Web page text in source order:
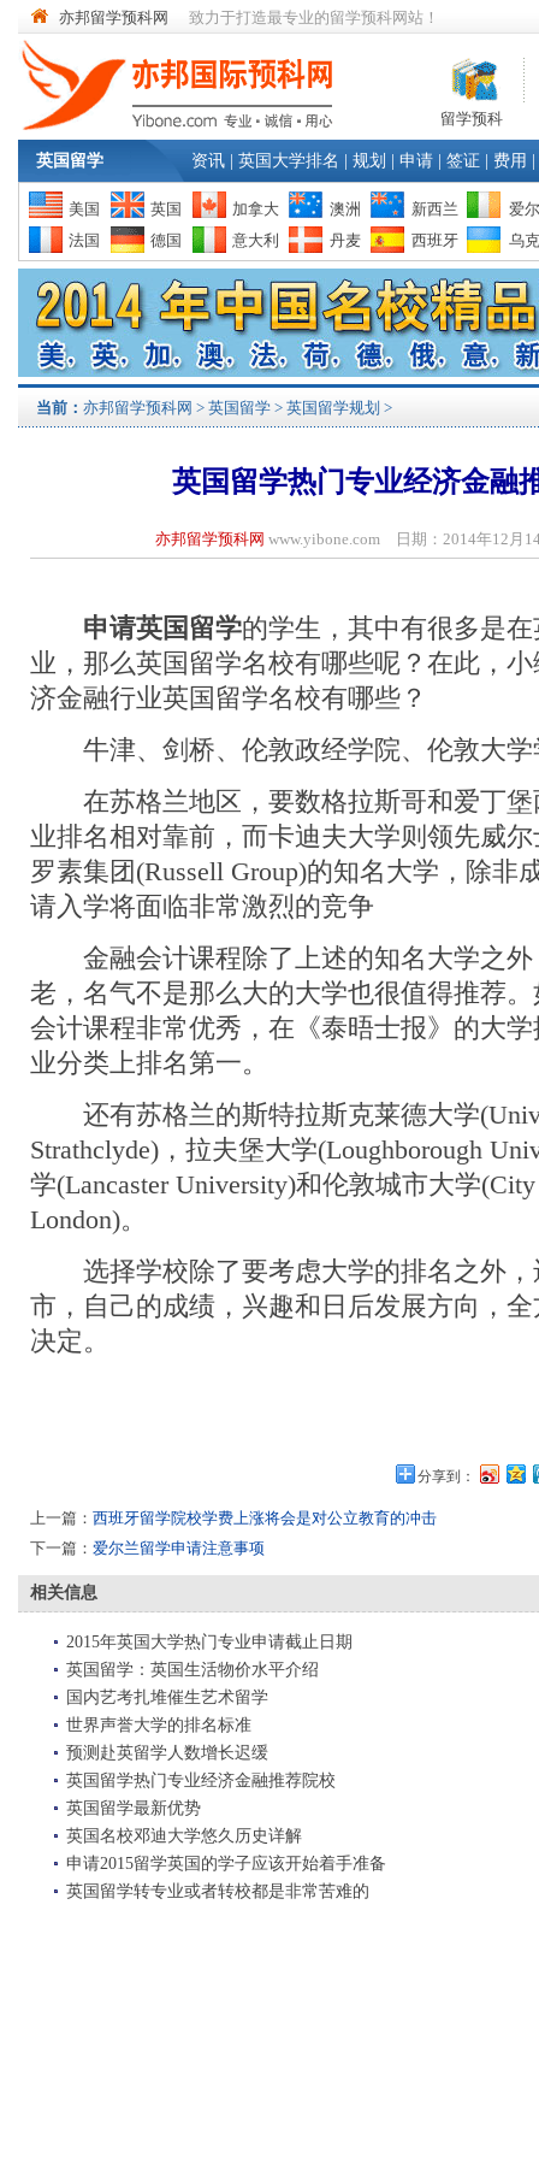
亦邦留学预科网 致力于打造最专业的留学预科网站！
留学预科
英国留学 资讯 英国大学排名 规划 申请 签证 费用
美国 英国 加拿大 澳洲 新西兰
爱
法国
德国 意大利 丹麦 西班牙 乌
当前： 亦邦留学预科网 > 英国留学 > 英国留学规划 >
英国留学热门专业经济金融
亦邦留学预科网 www.yibone.com 日期：2014年12月
申请英国留学的学生，其中有很多是
业，那么英国留学名校有哪些呢？在此，
济金融行业英国留学名校有哪些？
牛津、剑桥、伦敦政经学院、伦敦大学
在苏格兰地区，要数格拉斯哥和爱丁堡
业排名相对靠前，而卡迪夫大学则领先威
罗素集团(Russell Group)的知名大学，除非
请入学将面临非常激烈的竞争
金融会计课程除了上述的知名大学之外
老，名气不是那么大的大学也很值得推荐
会计课程非常优秀，在《泰晤士报》的大
业分类上排名第一。
还有苏格兰的斯特拉斯克莱德大学
Strathclyde)，拉夫堡大学(Loughborough
学(Lancaster University)和伦敦城市大学
London)。
选择学校除了要考虑大学的排名之外，
市，自己的成绩，兴趣和日后发展方向，
决定。
分享到：
上一篇： 西班牙留学院校学费上涨将会是对公立教育的冲击
下一篇： 爱尔兰留学申请注意事项
相关信息
2015年英国大学热门专业申请截止日期
英国留学：英国生活物价水平介绍
国内艺考扎堆催生艺术留学
世界声誉大学的排名标准
预测赴英留学人数增长迟缓
英国留学热门专业经济金融推荐院校
英国留学最新优势
英国名校邓迪大学悠久历史详解
申请2015留学英国的学子应该开始着手准备
英国留学转专业或者转校都是非常苦难的